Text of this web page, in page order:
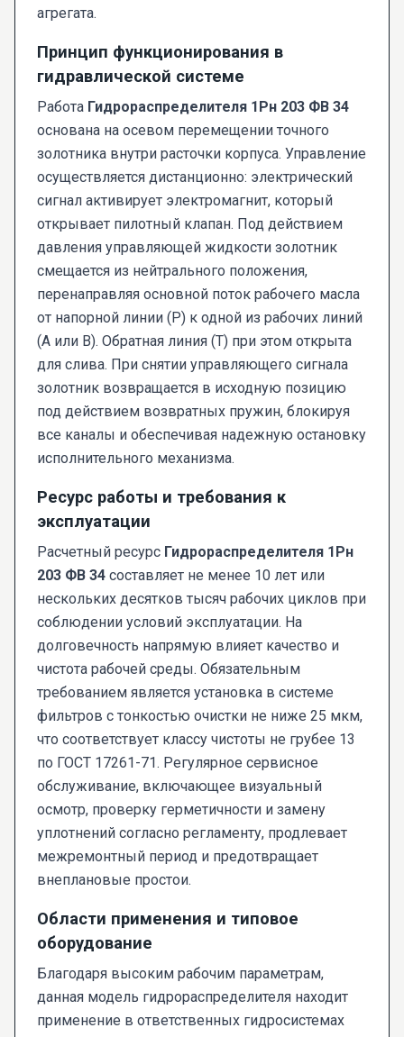
агрегата.
Принцип функционирования в
гидравлической системе
Работа Гидрораспределителя 1Рн 203 ФВ 34
основана на осевом перемещении точного
золотника внутри расточки корпуса. Управление
осуществляется дистанционно: электрический
сигнал активирует электромагнит, который
открывает пилотный клапан. Под действием
давления управляющей жидкости золотник
смещается из нейтрального положения,
перенаправляя основной поток рабочего масла
от напорной линии (P) к одной из рабочих линий
(A или B). Обратная линия (T) при этом открыта
для слива. При снятии управляющего сигнала
золотник возвращается в исходную позицию
под действием возвратных пружин, блокируя
все каналы и обеспечивая надежную остановку
исполнительного механизма.
Ресурс работы и требования к
эксплуатации
Расчетный ресурс Гидрораспределителя 1Рн
203 ФВ 34 составляет не менее 10 лет или
нескольких десятков тысяч рабочих циклов при
соблюдении условий эксплуатации. На
долговечность напрямую влияет качество и
чистота рабочей среды. Обязательным
требованием является установка в системе
фильтров с тонкостью очистки не ниже 25 мкм,
что соответствует классу чистоты не грубее 13
по ГОСТ 17261-71. Регулярное сервисное
обслуживание, включающее визуальный
осмотр, проверку герметичности и замену
уплотнений согласно регламенту, продлевает
межремонтный период и предотвращает
внеплановые простои.
Области применения и типовое
оборудование
Благодаря высоким рабочим параметрам,
данная модель гидрораспределителя находит
применение в ответственных гидросистемах